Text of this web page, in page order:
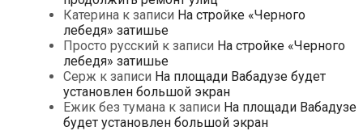
Катерина к записи На стройке «Черного
лебедя» затишье
Просто русский к записи На стройке «Черного
лебедя» затишье
Серж к записи На площади Вабадузе будет
установлен большой экран
Ежик без тумана к записи На площади Вабадузе
будет установлен большой экран